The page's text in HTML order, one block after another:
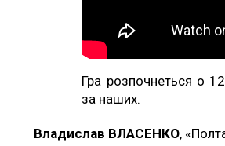
Гра розпочнеться о
за наших.
Владислав ВЛАСЕНКО,